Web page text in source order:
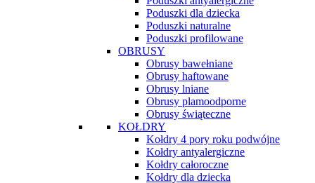
Poduszki dla dziecka
Poduszki naturalne
Poduszki profilowane
OBRUSY
Obrusy bawełniane
Obrusy haftowane
Obrusy lniane
Obrusy plamoodporne
Obrusy świąteczne
KOŁDRY
Kołdry 4 pory roku podwójne
Kołdry antyalergiczne
Kołdry całoroczne
Kołdry dla dziecka